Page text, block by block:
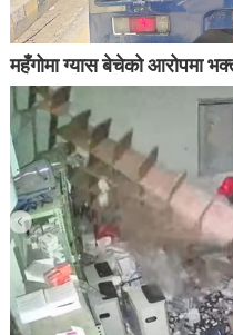
महँगोमा ग्यास बेचेको आरोपमा